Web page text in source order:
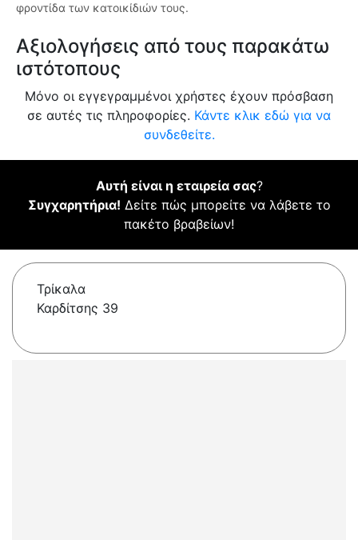
φροντίδα των κατοικίδιών τους.
Αξιολογήσεις από τους παρακάτω
ιστότοπους
Μόνο οι εγγεγραμμένοι χρήστες έχουν πρόσβαση
σε αυτές τις πληροφορίες. Κάντε κλικ εδώ για να
συνδεθείτε.
Αυτή είναι η εταιρεία σας?
Συγχαρητήρια! Δείτε πώς μπορείτε να λάβετε το
πακέτο βραβείων!
Τρίκαλα
Καρδίτσης 39